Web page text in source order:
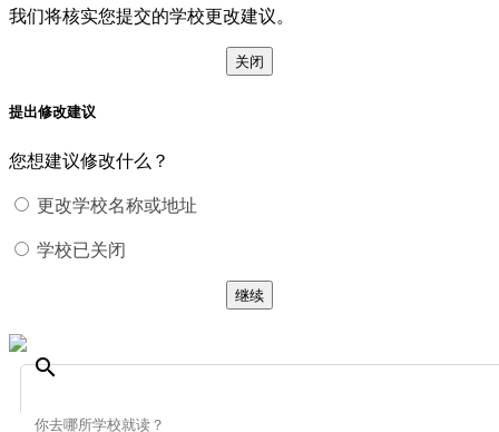
我们将核实您提交的学校更改建议。
关闭
提出修改建议
您想建议修改什么？
更改学校名称或地址
学校已关闭
继续
search